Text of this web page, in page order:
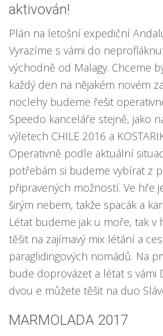
aktivován!
Plán na letošní expediční
Vyrazíme s vámi do
východně od Malagy. Chceme
každý den na nějakém novém
noclehy budeme řešit
Speedo kanceláře stejně, jako
výletech CHILE 2016 a
Operativně podle aktuální
potřebám si budeme vybírat z
připravených možností. Ve hře
širým nebem, takže spacák a
Létat budeme jak u moře, tak v
těšit na zajímavý mix létání a
paraglidingových nomádů. Na
bude doprovázet a létat s vámi
dvou e můžete těšit na duo
MARMOLADA 2017